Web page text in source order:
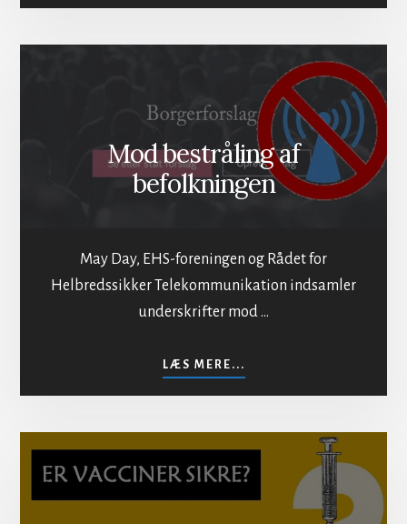
Mod bestråling af
befolkningen
May Day, EHS-foreningen og Rådet for
Helbredssikker Telekommunikation indsamler
underskrifter mod …
LÆS MERE...
MOD
BEFOLKNINGEN